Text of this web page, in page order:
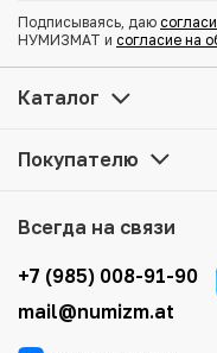
Купить 100 пар 1925
привлекательной
магазине — Вам достаточно оформить заказ на сайте.
Для вашего удобства
оплаты и доставки
тщательно
повреждения во время
Подписываясь, даю
НУМИЗМАТ и согласие на
Каталог
Покупателю
Всегда на связи
+7 (985) 008-91-90
mail@numizm.at